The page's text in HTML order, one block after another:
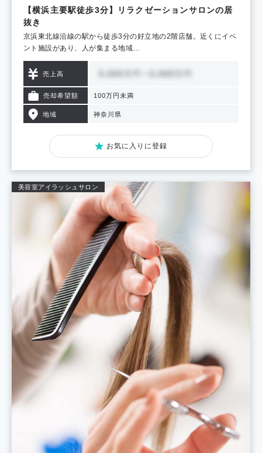
【横浜主要駅徒歩3分】リラクゼーションサロンの居
抜き
京浜東北線沿線の駅から徒歩3分の好立地の2階店舗。近くにイベ
ント施設があり、人が集まる地域…
売上高
売却希望額 100万円未満
地域 神奈川県
お気に入りに登録
美容室アイラッシュサロン